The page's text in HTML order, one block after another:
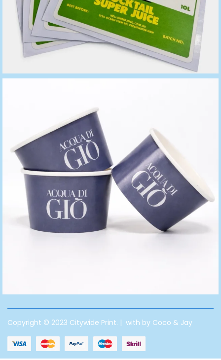
Copyright © 2023 Citywide Print. | with by Coco & Jay